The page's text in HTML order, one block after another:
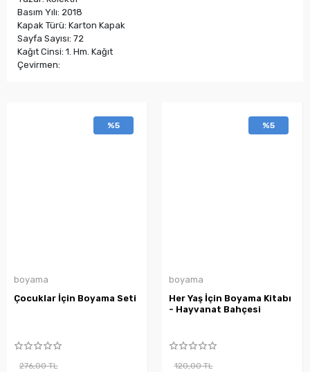
Basım Yılı: 2018
Kapak Türü: Karton Kapak
Sayfa Sayısı: 72
Kağıt Cinsi: 1. Hm. Kağıt
Çevirmen:
%5
boyama
Çocuklar İçin Boyama Seti
276,00 TL
%5
boyama
Her Yaş İçin Boyama Kitabı
- Hayvanat Bahçesi
120,00 TL